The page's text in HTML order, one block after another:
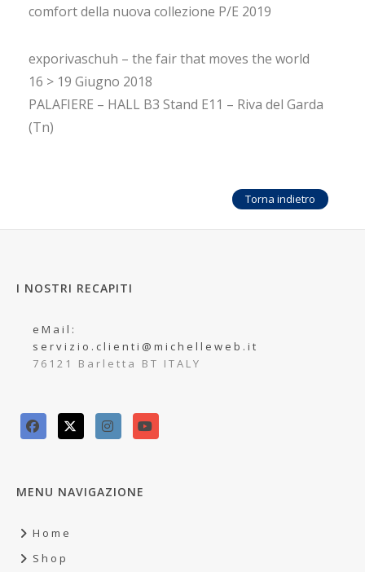
comfort della nuova collezione P/E 2019
exporivaschuh – the fair that moves the world
16 > 19 Giugno 2018
PALAFIERE – HALL B3 Stand E11 – Riva del Garda
(Tn)
Torna indietro
I NOSTRI RECAPITI
eMail:
servizio.clienti@michelleweb.it
76121 Barletta BT ITALY
MENU NAVIGAZIONE
Home
Shop